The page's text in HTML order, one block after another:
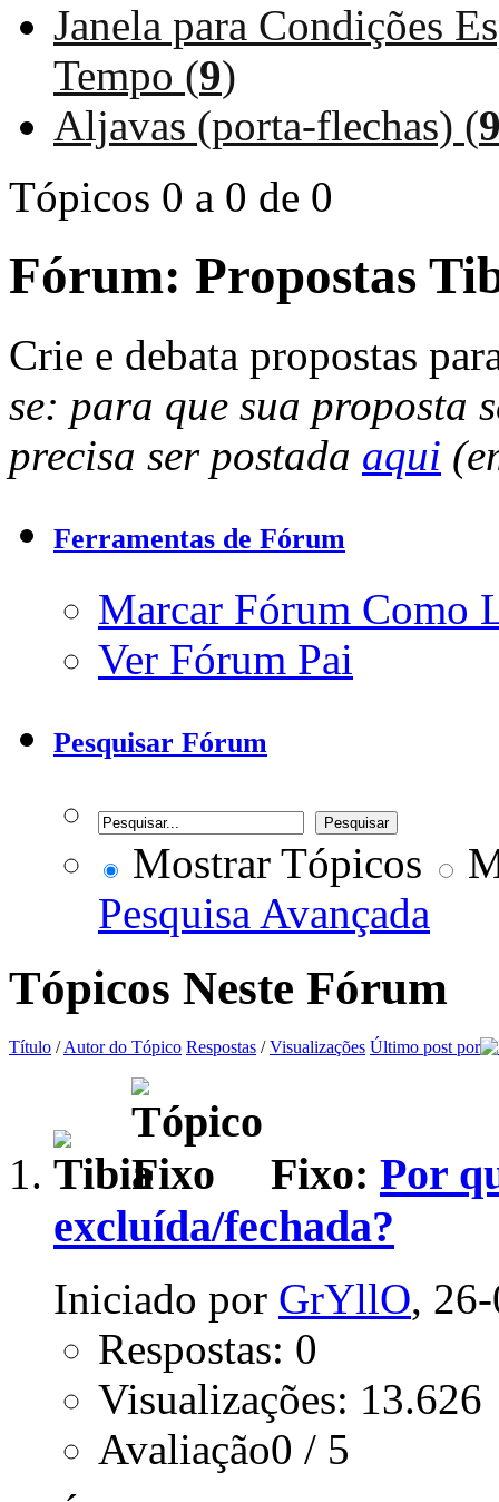
Janela para Condições
Tempo (9)
Aljavas (porta-flechas) (
Tópicos 0 a 0 de 0
Fórum: Propostas
Crie e debata propostas
se: para que sua proposta
precisa ser postada aqui
Ferramentas de Fórum
Marcar Fórum Como
Ver Fórum Pai
Pesquisar Fórum
Mostrar Tópicos
Pesquisa Avançada
Tópicos Neste Fórum
Título /Autor do Tópico Respostas /Visualizações Último post por
Fixo: Por
excluída/fechada?
Iniciado por GrYllO,
Respostas: 0
Visualizações: 13.626
Avaliação0 / 5